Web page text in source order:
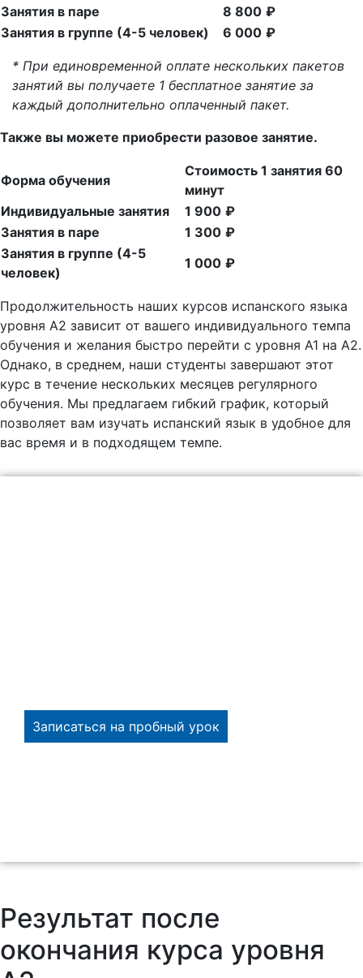
Занятия в паре
8 800 ₽
Занятия в группе (4-5 человек)
6 000 ₽
* При единовременной оплате нескольких пакетов
занятий вы получаете 1 бесплатное занятие за
каждый дополнительно оплаченный пакет.
Также вы можете приобрести разовое занятие.
Форма обучения
Стоимость 1 занятия 60
минут
Индивидуальные занятия
1 900 ₽
Занятия в паре
1 300 ₽
Занятия в группе (4-5
человек)
1 000 ₽
Продолжительность наших курсов испанского языка
уровня A2 зависит от вашего индивидуального темпа
обучения и желания быстро перейти с уровня A1 на A2.
Однако, в среднем, наши студенты завершают этот
курс в течение нескольких месяцев регулярного
обучения. Мы предлагаем гибкий график, который
позволяет вам изучать испанский язык в удобное для
вас время и в подходящем темпе.
Записаться на пробный урок
Результат после
окончания курса уровня